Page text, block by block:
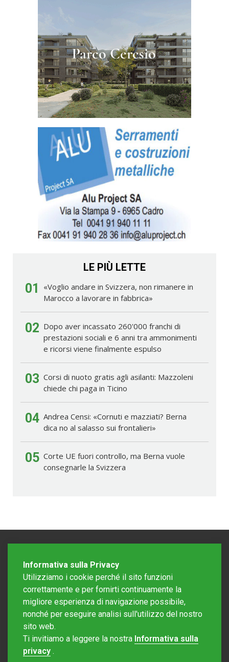
LE PIÙ LETTE
01
«Voglio andare in Svizzera, non rimanere in
Marocco a lavorare in fabbrica»
02 Dopo aver incassato 260'000 franchi di
prestazioni sociali e 6 anni tra ammonimenti
e ricorsi viene finalmente espulso
03 Corsi di nuoto gratis agli asilanti: Mazzoleni
chiede chi paga in Ticino
04 Andrea Censi: «Cornuti e mazziati? Berna
dica no al salasso sui frontalieri»
05 Corte UE fuori controllo, ma Berna vuole
consegnarle la Svizzera
Editore Rotostampa SA
Informativa sulla Privacy
Utilizziamo i cookie perché il sito funzioni
correttamente e per fornirti continuamente la
migliore esperienza di navigazione possibile,
nonché per eseguire analisi sull'utilizzo del nostro
sito web.
Ti invitiamo a leggere la nostra Informativa sulla
privacy .